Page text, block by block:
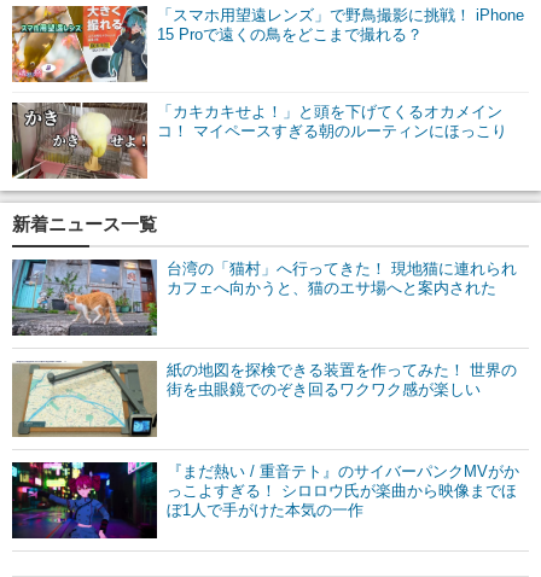
「スマホ用望遠レンズ」で野鳥撮影に挑戦！ iPhone
15 Proで遠くの鳥をどこまで撮れる？
「カキカキせよ！」と頭を下げてくるオカメイン
コ！ マイペースすぎる朝のルーティンにほっこり
新着ニュース一覧
台湾の「猫村」へ行ってきた！ 現地猫に連れられ
カフェへ向かうと、猫のエサ場へと案内された
紙の地図を探検できる装置を作ってみた！ 世界の
街を虫眼鏡でのぞき回るワクワク感が楽しい
『まだ熱い / 重音テト』のサイバーパンクMVがか
っこよすぎる！ シロロウ氏が楽曲から映像までほ
ぼ1人で手がけた本気の一作